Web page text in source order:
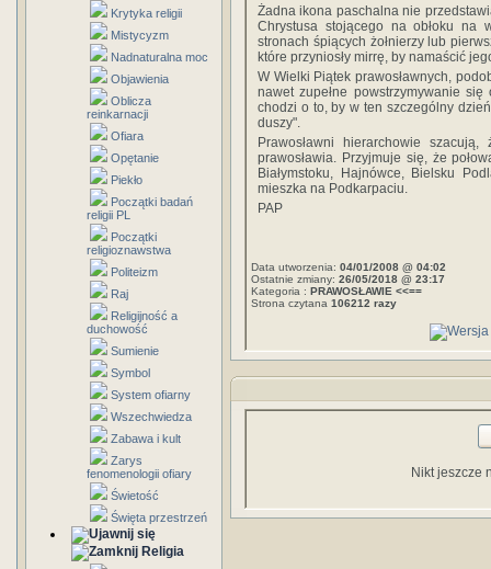
Krytyka religii
Mistycyzm
Nadnaturalna moc
Objawienia
Oblicza
reinkarnacji
Ofiara
Opętanie
Piekło
Początki badań
religii PL
Początki
religioznawstwa
Politeizm
Raj
Religijność a
duchowość
Sumienie
Symbol
System ofiarny
Wszechwiedza
Zabawa i kult
Zarys
fenomenologii ofiary
Świetość
Święta przestrzeń
Religia
Żadna ikona paschalna nie
Chrystusa stojącego na obłoku na
stronach śpiących żołnierzy lub
które przyniosły mirrę, by namaścić
W Wielki Piątek prawosławnych,
nawet zupełne powstrzymywanie
chodzi o to, by w ten szczególny
duszy".
Prawosławni hierarchowie
prawosławia. Przyjmuje się, że
Białymstoku, Hajnówce, Bielsku
mieszka na Podkarpaciu.
PAP
Data utworzenia: 04/01/2008 @ 04:02
Ostatnie zmiany: 26/05/2018 @ 23:17
Kategoria : PRAWOSŁAWIE <<==
Strona czytana 106212 razy
Nikt jeszcze